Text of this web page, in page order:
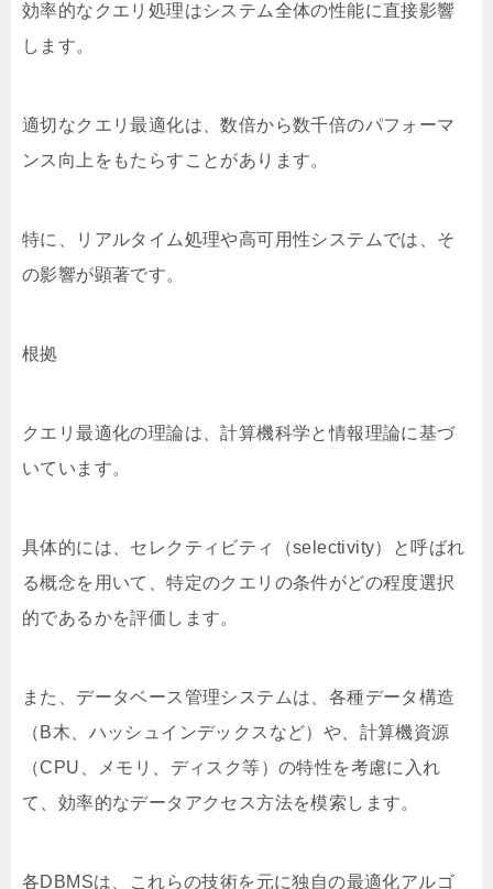
効率的なクエリ処理はシステム全体の性能に直接影響
します。
適切なクエリ最適化は、数倍から数千倍のパフォーマ
ンス向上をもたらすことがあります。
特に、リアルタイム処理や高可用性システムでは、そ
の影響が顕著です。
根拠
クエリ最適化の理論は、計算機科学と情報理論に基づ
いています。
具体的には、セレクティビティ（selectivity）と呼ばれ
る概念を用いて、特定のクエリの条件がどの程度選択
的であるかを評価します。
また、データベース管理システムは、各種データ構造
（B木、ハッシュインデックスなど）や、計算機資源
（CPU、メモリ、ディスク等）の特性を考慮に入れ
て、効率的なデータアクセス方法を模索します。
各DBMSは、これらの技術を元に独自の最適化アルゴ